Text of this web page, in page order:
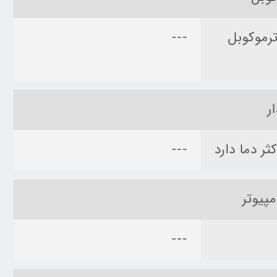
(ترموکوبل
---
دما دارد
---
---